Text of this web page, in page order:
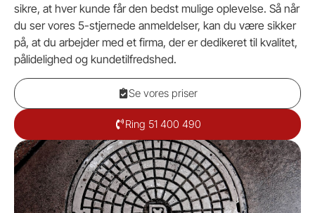
sikre, at hver kunde får den bedst mulige oplevelse. Så når
du ser vores 5-stjernede anmeldelser, kan du være sikker
på, at du arbejder med et firma, der er dedikeret til kvalitet,
pålidelighed og kundetilfredshed.
Se vores priser
Ring 51 400 490